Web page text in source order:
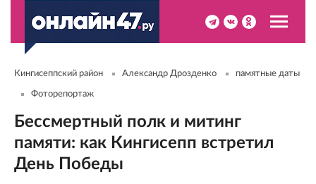
Кингисеппский район Александр Дрозденко памятные даты
Фоторепортаж
Бессмертный полк и митинг
памяти: как Кингисепп встретил
День Победы